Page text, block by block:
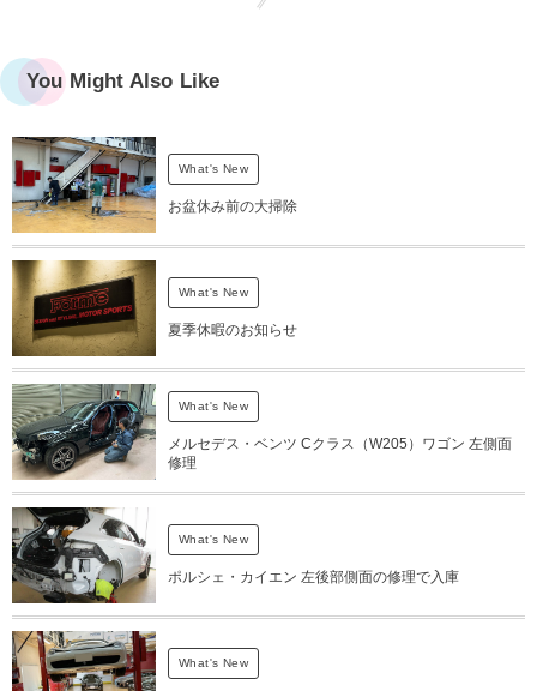
You Might Also Like
What's New
お盆休み前の大掃除
What's New
夏季休暇のお知らせ
What's New
メルセデス・ベンツ Cクラス（W205）ワゴン 左側面
修理
What's New
ポルシェ・カイエン 左後部側面の修理で入庫
What's New